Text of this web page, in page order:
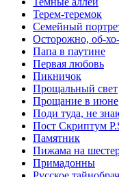
Терем-теремок
Семейный
Осторожно, об-
Папа в паутине
Первая любовь
Пикничок
Прощальный свет
Прощание в июне
Поди туда, не
Пост Скриптум
Памятник
Пижама на
Примадонны